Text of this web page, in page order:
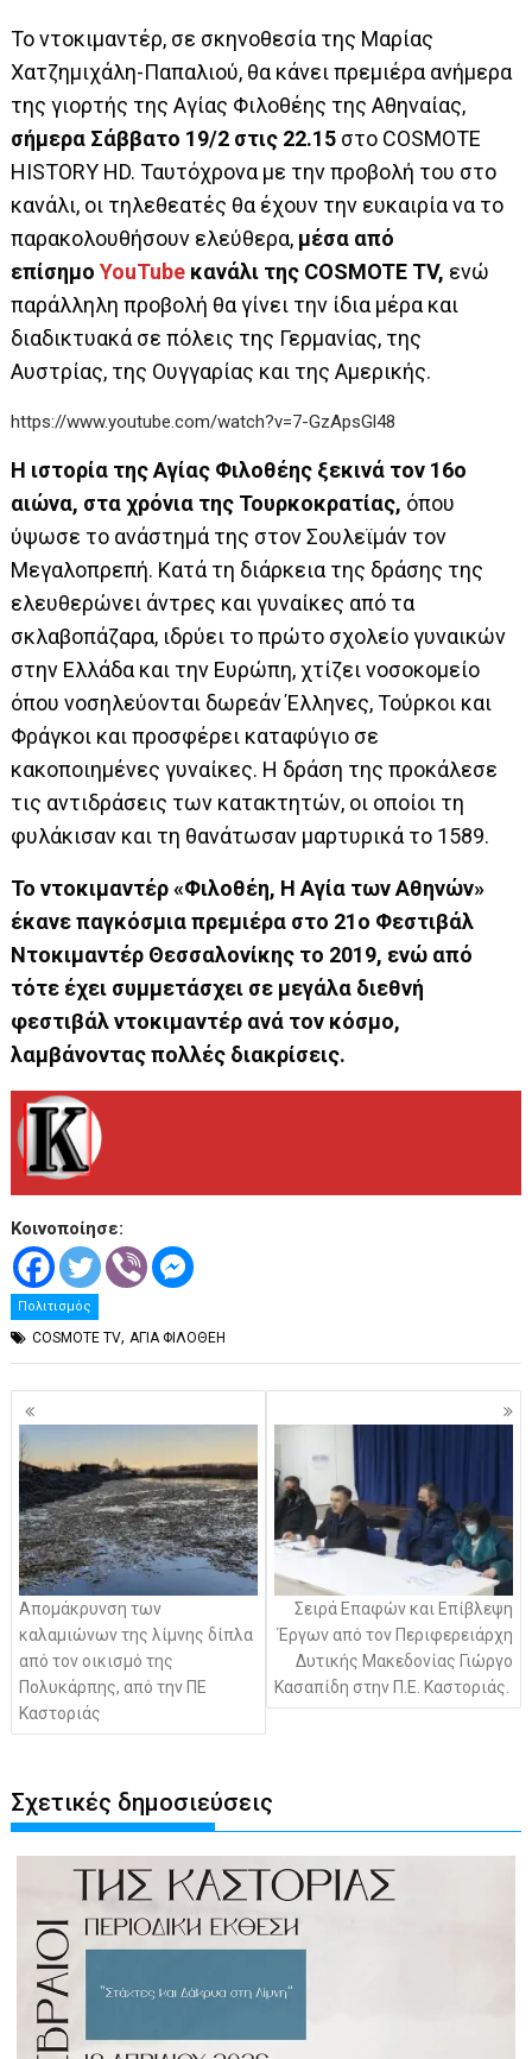
Το ντοκιμαντέρ, σε σκηνοθεσία της Μαρίας
Χατζημιχάλη-Παπαλιού, θα κάνει πρεμιέρα ανήμερα
της γιορτής της Αγίας Φιλοθέης της Αθηναίας,
σήμερα Σάββατο 19/2 στις 22.15 στο COSMOTE
HISTORY HD. Ταυτόχρονα με την προβολή του στο
κανάλι, οι τηλεθεατές θα έχουν την ευκαιρία να το
παρακολουθήσουν ελεύθερα, μέσα από
επίσημο YouTube κανάλι της COSMOTE TV, ενώ
παράλληλη προβολή θα γίνει την ίδια μέρα και
διαδικτυακά σε πόλεις της Γερμανίας, της
Αυστρίας, της Ουγγαρίας και της Αμερικής.
https://www.youtube.com/watch?v=7-GzApsGl48
Η ιστορία της Αγίας Φιλοθέης ξεκινά τον 16ο
αιώνα, στα χρόνια της Τουρκοκρατίας, όπου
ύψωσε το ανάστημά της στον Σουλεϊμάν τον
Μεγαλοπρεπή. Κατά τη διάρκεια της δράσης της
ελευθερώνει άντρες και γυναίκες από τα
σκλαβοπάζαρα, ιδρύει το πρώτο σχολείο γυναικών
στην Ελλάδα και την Ευρώπη, χτίζει νοσοκομείο
όπου νοσηλεύονται δωρεάν Έλληνες, Τούρκοι και
Φράγκοι και προσφέρει καταφύγιο σε
κακοποιημένες γυναίκες. Η δράση της προκάλεσε
τις αντιδράσεις των κατακτητών, οι οποίοι τη
φυλάκισαν και τη θανάτωσαν μαρτυρικά το 1589.
Το ντοκιμαντέρ «Φιλοθέη, Η Αγία των Αθηνών»
έκανε παγκόσμια πρεμιέρα στο 21ο Φεστιβάλ
Ντοκιμαντέρ Θεσσαλονίκης το 2019, ενώ από
τότε έχει συμμετάσχει σε μεγάλα διεθνή
φεστιβάλ ντοκιμαντέρ ανά τον κόσμο,
λαμβάνοντας πολλές διακρίσεις.
Κοινοποίησε:
Πολιτισμός
COSMOTE TV,ΑΓΙΑ ΦΙΛΟΘΕΗ
Πλοήγηση
άρθρων
Απομάκρυνση των
καλαμιώνων της λίμνης δίπλα
από τον οικισμό της
Πολυκάρπης, από την ΠΕ
Καστοριάς
Σειρά Επαφών και Επίβλεψη
Έργων από τον Περιφερειάρχη
Δυτικής Μακεδονίας Γιώργο
Κασαπίδη στην Π.Ε. Καστοριάς.
Σχετικές δημοσιεύσεις